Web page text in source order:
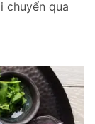
chuyển qua